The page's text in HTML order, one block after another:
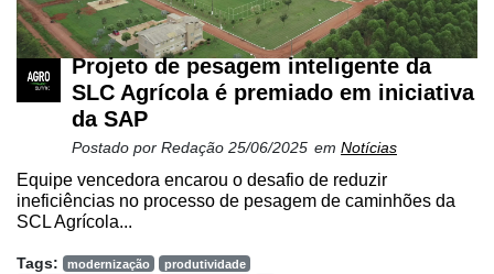
Projeto de pesagem inteligente da
SLC Agrícola é premiado em iniciativa
da SAP
Postado por Redação 25/06/2025 em Notícias
Equipe vencedora encarou o desafio de reduzir
ineficiências no processo de pesagem de caminhões da
SCL Agrícola...
Tags: modernização
produtividade